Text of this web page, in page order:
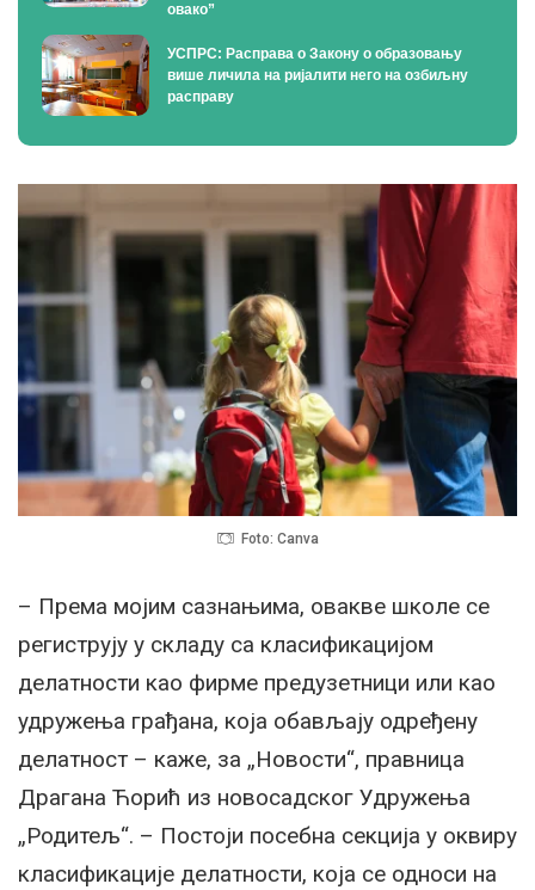
овако”
УСПРС: Расправа о Закону о образовању
више личила на ријалити него на озбиљну
расправу
Foto: Canva
– Према мојим сазнањима, овакве школе се
региструју у складу са класификацијом
делатности као фирме предузетници или као
удружења грађана, која обављају одређену
делатност – каже, за „Новости“, правница
Драгана Ћорић из новосадског Удружења
„Родитељ“. – Постоји посебна секција у оквиру
класификације делатности, која се односи на